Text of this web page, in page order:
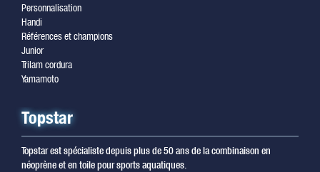
Personnalisation
Handi
Références et champions
Junior
Trilam cordura
Yamamoto
Topstar
Topstar est spécialiste depuis plus de 50 ans de la combinaison en
néoprène et en toile pour sports aquatiques.